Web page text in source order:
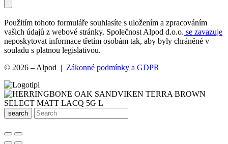
Použitím tohoto formuláře souhlasíte s uložením a zpracováním
vašich údajů z webové stránky. Společnost Alpod d.o.o. se zavazuje
neposkytovat informace třetím osobám tak, aby byly chráněné v
souladu s platnou legislativou.
© 2026 – Alpod | Zákonné podmínky a GDPR
search